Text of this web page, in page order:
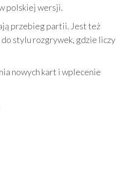
polskiej wersji.
przebieg partii. Jest też
stylu rozgrywek, gdzie liczy
nowych kart i wplecenie